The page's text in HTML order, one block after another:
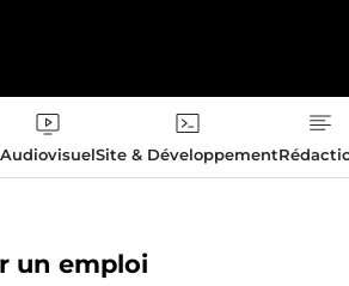
AudiovisuelSite & Développement
un emploi